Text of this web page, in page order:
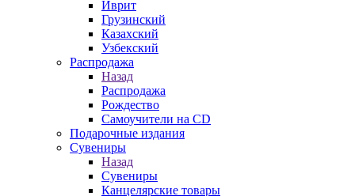
Иврит
Грузинский
Казахский
Узбекский
Распродажа
Назад
Распродажа
Рождество
Самоучители на CD
Подарочные издания
Сувениры
Назад
Сувениры
Канцелярские товары